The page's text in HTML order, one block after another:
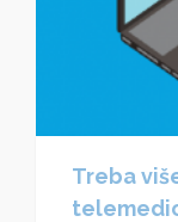
Treba